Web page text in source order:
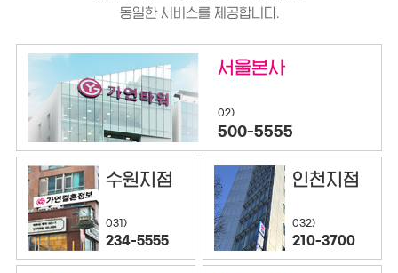
동일한 서비스를 제공합니다.
서울본사
02)
500-5555
수원지점
031)
234-5555
인천지점
032)
210-3700